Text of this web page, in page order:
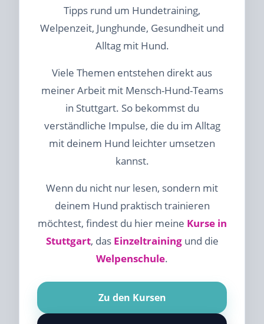
Tipps rund um Hundetraining,
Welpenzeit, Junghunde, Gesundheit und
Alltag mit Hund.
Viele Themen entstehen direkt aus
meiner Arbeit mit Mensch-Hund-Teams
in Stuttgart. So bekommst du
verständliche Impulse, die du im Alltag
mit deinem Hund leichter umsetzen
kannst.
Wenn du nicht nur lesen, sondern mit
deinem Hund praktisch trainieren
möchtest, findest du hier meine Kurse in
Stuttgart, das Einzeltrainingund die
Welpenschule.
Zu den Kursen